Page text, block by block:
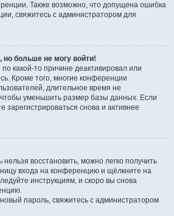
Также возможно, что допущена ошибка
свяжитесь с администратором для
но больше не могу войти!
какой-то причине деактивировал или
Кроме того, многие конференции
длительное время не
уменьшить размер базы данных. Если
зарегистрироваться снова и активнее
восстановить, можно легко получить
входа на конференцию и щёлкните на
инструкциям, и скоро вы снова
пароль, свяжитесь с администратором